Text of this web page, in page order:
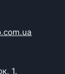
1.